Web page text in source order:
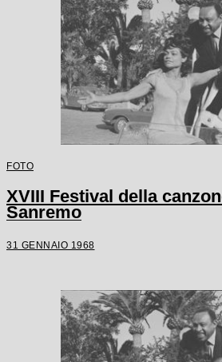
FOTO
XVIII Festival della
Sanremo
31 GENNAIO 1968